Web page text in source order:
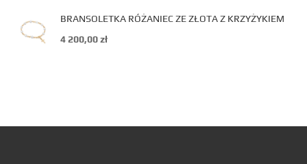
BRANSOLETKA RÓŻANIEC ZE ZŁOTA Z KRZYŻYKIEM
4 200,00zł